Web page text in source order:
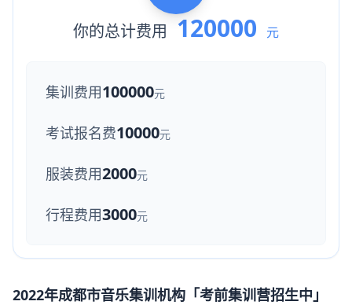
你的总计费用 120000 元
集训费用100000元
考试报名费10000元
服装费用2000元
行程费用3000元
2022年成都市音乐集训机构「考前集训营招生中」